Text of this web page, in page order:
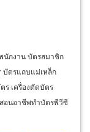
นักงาน บัตรสมาชิก
บัตรแถบแม่เหล็ก
ร เครื่องตัดบัตร
สอนอาชีพทำบัตรพีวีซี